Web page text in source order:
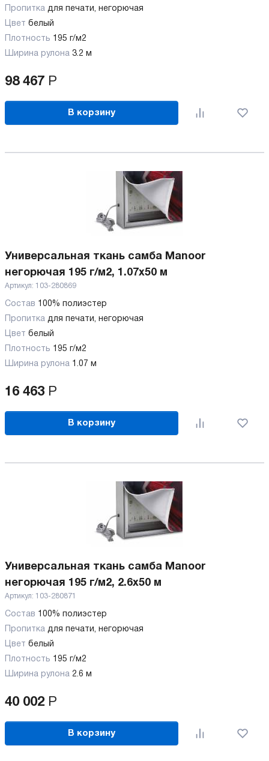
Пропитка для печати, негорючая
Цвет белый
Плотность 195 г/м2
Ширина рулона 3.2 м
98 467 Р
В корзину
Универсальная ткань самба Manoor
негорючая 195 г/м2, 1.07х50 м
Артикул: 103-280869
Состав 100% полиэстер
Пропитка для печати, негорючая
Цвет белый
Плотность 195 г/м2
Ширина рулона 1.07 м
16 463 Р
В корзину
Универсальная ткань самба Manoor
негорючая 195 г/м2, 2.6х50 м
Артикул: 103-280871
Состав 100% полиэстер
Пропитка для печати, негорючая
Цвет белый
Плотность 195 г/м2
Ширина рулона 2.6 м
40 002 Р
В корзину